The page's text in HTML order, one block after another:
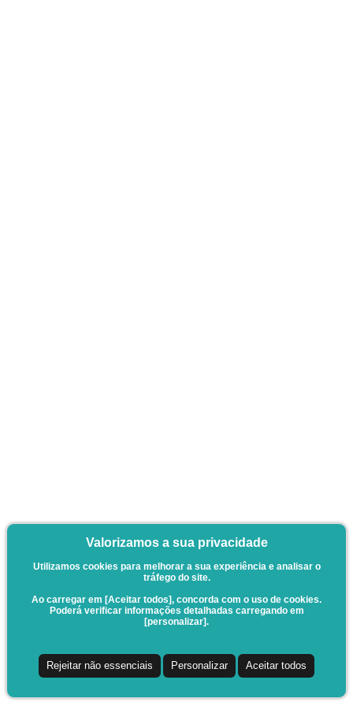
Valorizamos a sua privacidade
Utilizamos cookies para melhorar a sua experiência e analisar o
tráfego do site.
Ao carregar em [Aceitar todos], concorda com o uso de cookies.
Poderá verificar informações detalhadas carregando em
[personalizar].
Rejeitar não essenciais Personalizar Aceitar todos